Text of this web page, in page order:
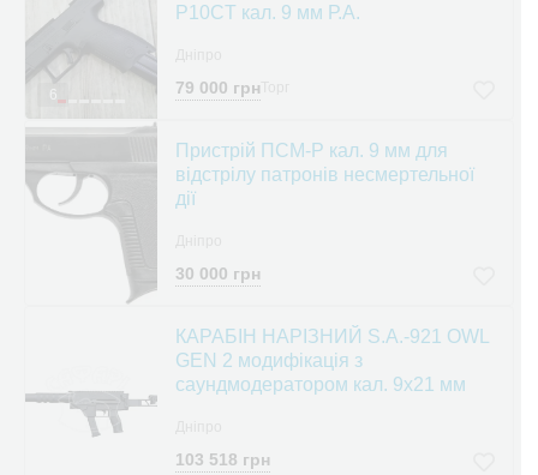
6
P10CT кал. 9 мм Р.А.
79 000 грн
Пристрій ПСМ-Р кал. 9 мм для
відстрілу патронів несмертельної
дії
30 000 грн
КАРАБІН НАРІЗНИЙ S.A.-921 OWL
GEN 2 модифікація з
саундмодератором кал. 9х21 мм
103 518 грн